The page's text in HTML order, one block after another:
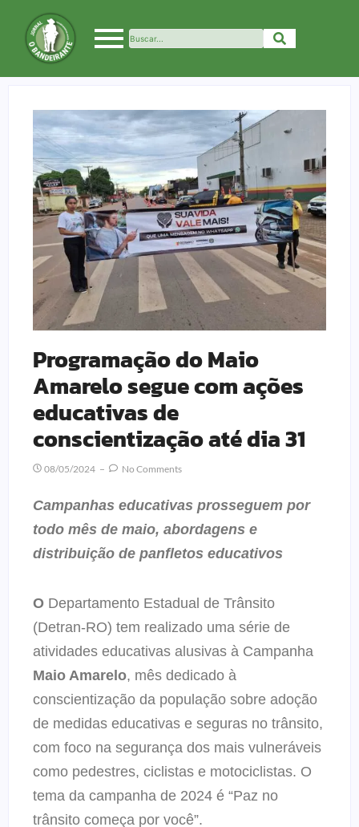
Programação do Maio
Amarelo segue com ações
educativas de
conscientização até dia 31
08/05/2024 No Comments
Campanhas educativas prosseguem por
todo mês de maio, abordagens e
distribuição de panfletos educativos
O Departamento Estadual de Trânsito
(Detran-RO) tem realizado uma série de
atividades educativas alusivas à Campanha
Maio Amarelo, mês dedicado à
conscientização da população sobre adoção
de medidas educativas e seguras no trânsito,
com foco na segurança dos mais vulneráveis
como pedestres, ciclistas e motociclistas. O
tema da campanha de 2024 é “Paz no
trânsito começa por você”.